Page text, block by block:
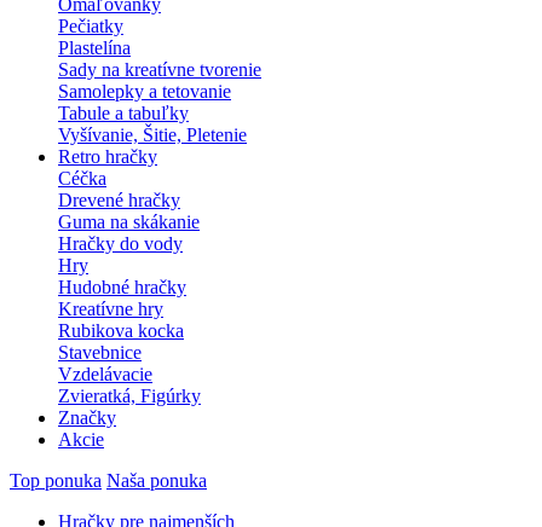
Omaľovánky
Pečiatky
Plastelína
Sady na kreatívne tvorenie
Samolepky a tetovanie
Tabule a tabuľky
Vyšívanie, Šitie, Pletenie
Retro hračky
Céčka
Drevené hračky
Guma na skákanie
Hračky do vody
Hry
Hudobné hračky
Kreatívne hry
Rubikova kocka
Stavebnice
Vzdelávacie
Zvieratká, Figúrky
Značky
Akcie
Top ponuka Naša ponuka
Hračky pre najmenších